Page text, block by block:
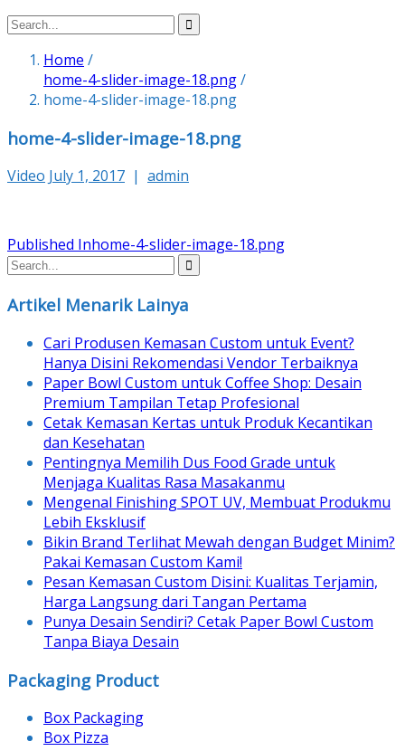
Home /
home-4-slider-image-18.png/
home-4-slider-image-18.png
home-4-slider-image-18.png
Video July 1, 2017 | admin
Post
navigation
Published Inhome-4-slider-image-18.png
Artikel Menarik Lainya
Cari Produsen Kemasan Custom untuk Event?
Hanya Disini Rekomendasi Vendor Terbaiknya
Paper Bowl Custom untuk Coffee Shop: Desain
Premium Tampilan Tetap Profesional
Cetak Kemasan Kertas untuk Produk Kecantikan
dan Kesehatan
Pentingnya Memilih Dus Food Grade untuk
Menjaga Kualitas Rasa Masakanmu
Mengenal Finishing SPOT UV, Membuat Produkmu
Lebih Eksklusif
Bikin Brand Terlihat Mewah dengan Budget Minim?
Pakai Kemasan Custom Kami!
Pesan Kemasan Custom Disini: Kualitas Terjamin,
Harga Langsung dari Tangan Pertama
Punya Desain Sendiri? Cetak Paper Bowl Custom
Tanpa Biaya Desain
Packaging Product
Box Packaging
Box Pizza